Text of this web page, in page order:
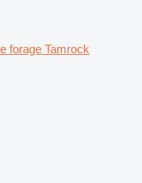
forage Tamrock